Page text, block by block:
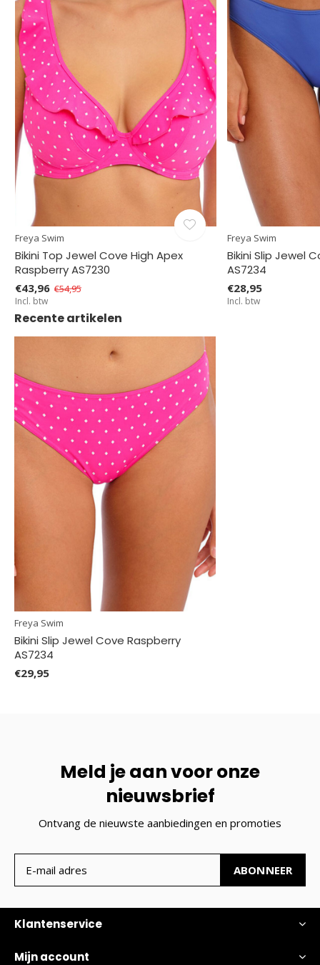
Freya Swim
Bikini Top Jewel Cove High Apex
Raspberry AS7230
€43,96 €54,95
Incl. btw
Freya Swim
Bikini Slip Jewel
AS7234
€28,95
Incl. btw
Recente artikelen
Freya Swim
Bikini Slip Jewel Cove Raspberry
AS7234
€29,95
Meld je aan voor onze
nieuwsbrief
Ontvang de nieuwste aanbiedingen en promoties
ABONNEER
Klantenservice
Mijn account